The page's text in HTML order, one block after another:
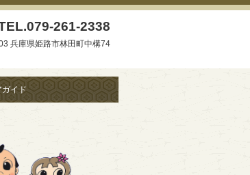
079-261-2338
兵庫県姫路市林田町中構74
ガイド